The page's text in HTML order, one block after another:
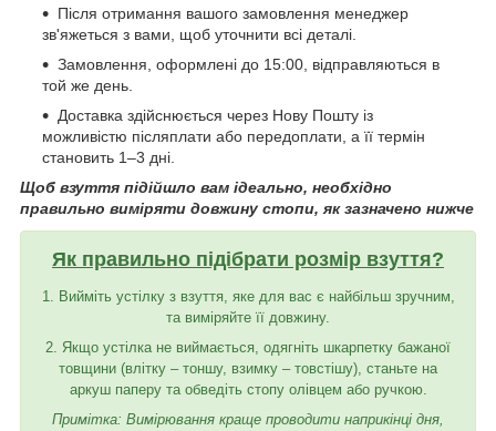
Після отримання вашого замовлення менеджер
зв'яжеться з вами, щоб уточнити всі деталі.
Замовлення, оформлені до 15:00, відправляються в
той же день.
Доставка здійснюється через Нову Пошту із
можливістю післяплати або передоплати, а її термін
становить 1–3 дні.
Щоб взуття підійшло вам ідеально, необхідно
правильно виміряти довжину стопи, як зазначено нижче
Як правильно підібрати розмір взуття?
1. Вийміть устілку з взуття, яке для вас є найбільш зручним,
та виміряйте її довжину.
2. Якщо устілка не виймається, одягніть шкарпетку бажаної
товщини (влітку – тоншу, взимку – товстішу), станьте на
аркуш паперу та обведіть стопу олівцем або ручкою.
Примітка: Вимірювання краще проводити наприкінці дня,